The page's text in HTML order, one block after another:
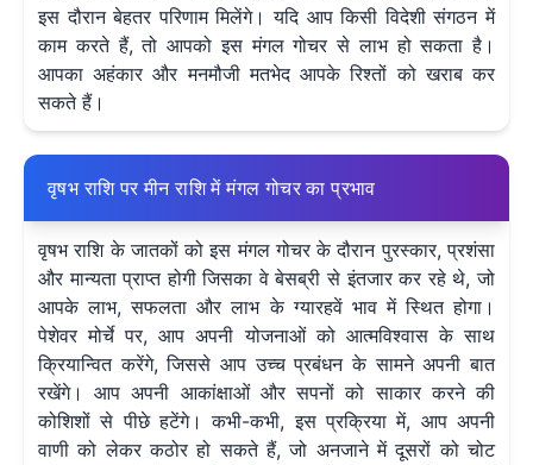
इस दौरान बेहतर परिणाम मिलेंगे। यदि आप किसी विदेशी संगठन में
काम करते हैं, तो आपको इस मंगल गोचर से लाभ हो सकता है।
आपका अहंकार और मनमौजी मतभेद आपके रिश्तों को खराब कर
सकते हैं।
वृषभ राशि पर मीन राशि में मंगल गोचर का प्रभाव
वृषभ राशि के जातकों को इस मंगल गोचर के दौरान पुरस्कार, प्रशंसा
और मान्यता प्राप्त होगी जिसका वे बेसब्री से इंतजार कर रहे थे, जो
आपके लाभ, सफलता और लाभ के ग्यारहवें भाव में स्थित होगा।
पेशेवर मोर्चे पर, आप अपनी योजनाओं को आत्मविश्वास के साथ
क्रियान्वित करेंगे, जिससे आप उच्च प्रबंधन के सामने अपनी बात
रखेंगे। आप अपनी आकांक्षाओं और सपनों को साकार करने की
कोशिशों से पीछे हटेंगे। कभी-कभी, इस प्रक्रिया में, आप अपनी
वाणी को लेकर कठोर हो सकते हैं, जो अनजाने में दूसरों को चोट